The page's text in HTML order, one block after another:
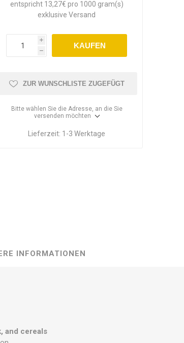
entspricht 13,27€ pro 1000 gram(s)
exklusiveVersand
i
h
KAUFEN
ZUR WUNSCHLISTE ZUGEFÜGT
Bitte wählen Sie die Adresse, an die Sie
versenden möchten
Lieferzeit: 1-3 Werktage
INFORMATIONEN
and cereals